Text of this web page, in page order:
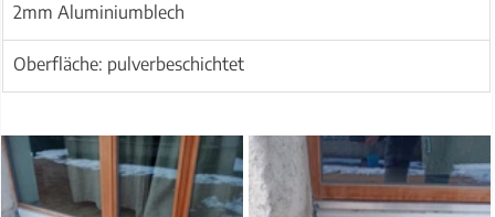
2mm Aluminiumblech
Oberfläche: pulverbeschichtet